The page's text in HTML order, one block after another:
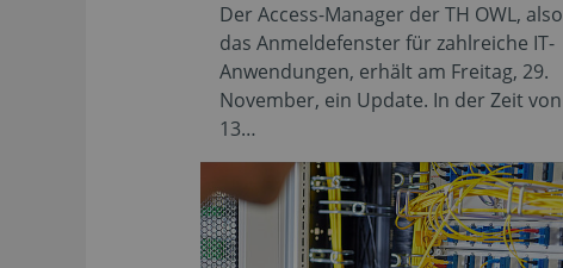
Der Access-Manager der TH OWL, also
das Anmeldefenster für zahlreiche IT-
Anwendungen, erhält am Freitag, 29.
November, ein Update. In der Zeit von
13…